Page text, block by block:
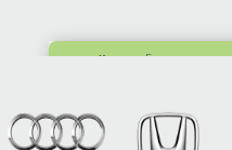
Киев:ул. Гетьмана